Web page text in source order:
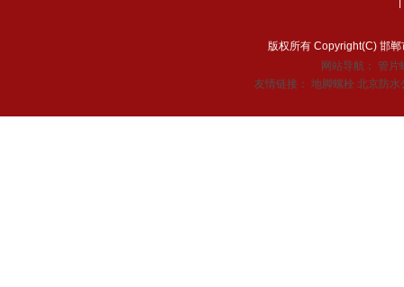
版权所有 Copyright(C) 邯
网站导航： 管片
友情链接：地脚螺栓 北京防水